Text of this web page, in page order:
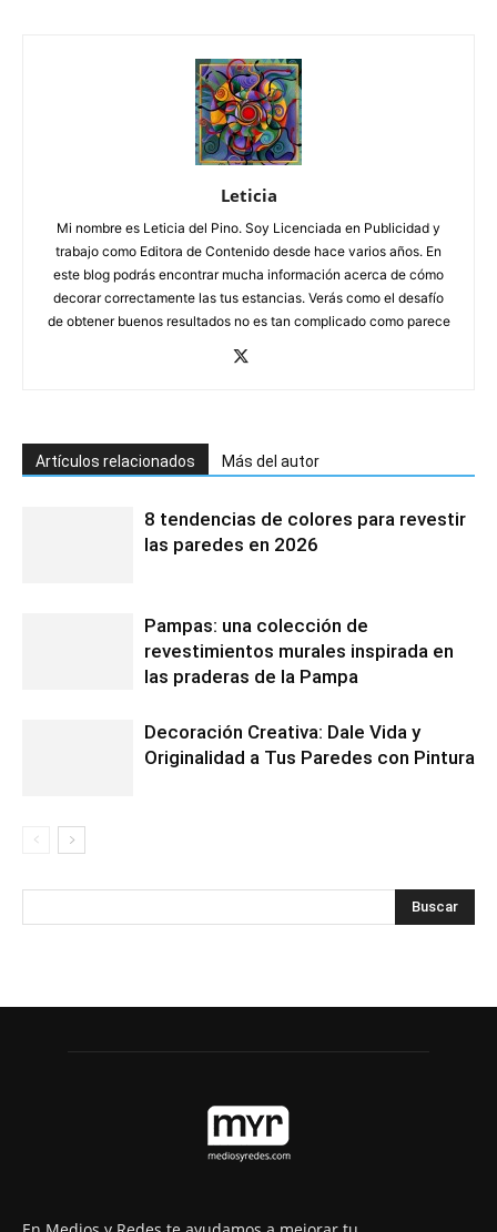
Leticia
Mi nombre es Leticia del Pino. Soy Licenciada en Publicidad y
trabajo como Editora de Contenido desde hace varios años. En
este blog podrás encontrar mucha información acerca de cómo
decorar correctamente las tus estancias. Verás como el desafío
de obtener buenos resultados no es tan complicado como parece
Artículos relacionados Más del autor
8 tendencias de colores para revestir
las paredes en 2026
Pampas: una colección de
revestimientos murales inspirada en
las praderas de la Pampa
Decoración Creativa: Dale Vida y
Originalidad a Tus Paredes con Pintura